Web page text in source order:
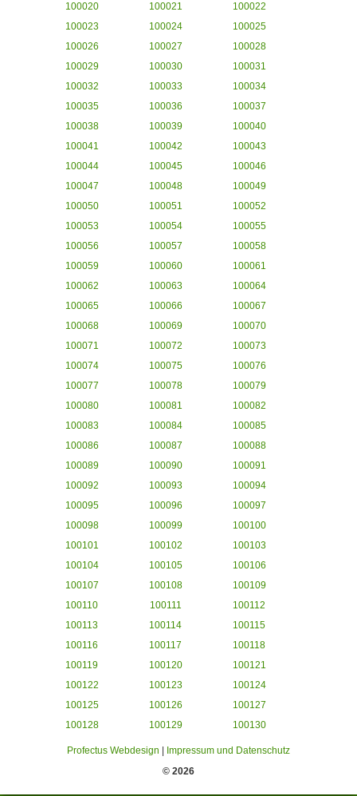
100020
100021
100022
100023
100024
100025
100026
100027
100028
100029
100030
100031
100032
100033
100034
100035
100036
100037
100038
100039
100040
100041
100042
100043
100044
100045
100046
100047
100048
100049
100050
100051
100052
100053
100054
100055
100056
100057
100058
100059
100060
100061
100062
100063
100064
100065
100066
100067
100068
100069
100070
100071
100072
100073
100074
100075
100076
100077
100078
100079
100080
100081
100082
100083
100084
100085
100086
100087
100088
100089
100090
100091
100092
100093
100094
100095
100096
100097
100098
100099
100100
100101
100102
100103
100104
100105
100106
100107
100108
100109
100110
100111
100112
100113
100114
100115
100116
100117
100118
100119
100120
100121
100122
100123
100124
100125
100126
100127
100128
100129 100130
Profectus Webdesign
Impressum und Datenschutz
© 2026